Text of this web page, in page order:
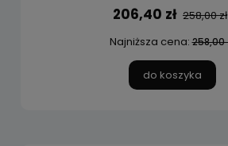
206,40 zł 258,00 zł
Najniższa cena:258,00
do koszyka